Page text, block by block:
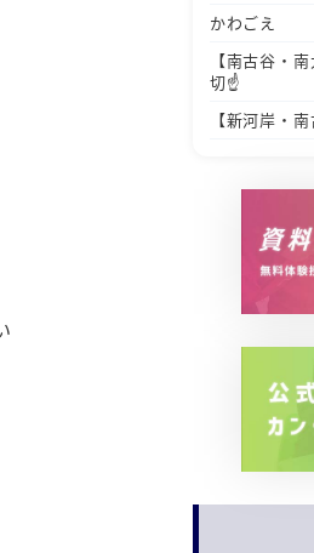
かわごえ
【南古谷・
切☝️
【新河岸・